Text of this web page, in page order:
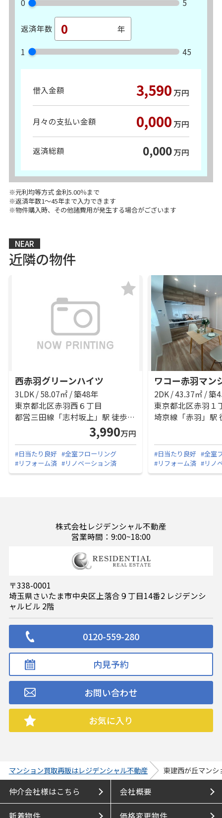
0 5
返済年数
1 45
借入金額 3,590 万円
月々の支払い金額 0,000 万円
返済総額 0,000万円
※元利均等方式 金利5.00％まで
※返済年数1～45年まで入力できます
※物件購入時、その他諸費用が発生する場合がございます
NEAR
近隣の物件
西赤羽グリーンハイツ
3LDK / 58.07㎡ / 築48年
東京都北区赤羽西６丁目
都営三田線「志村坂上」駅 徒歩16分
3,990万円
#日当たり良好 #全室フローリング
#リフォーム済 #リノベーション済
ワコー赤羽マン
2DK / 43.37㎡ / 築
東京都北区赤羽１
埼京線「赤羽」駅
#日当たり良好 #全室
#リフォーム済 #リノ
株式会社レジデンシャル不動産
営業時間：9:00~18:00
〒338-0001
埼玉県さいたま市中央区上落合９丁目14番2 レジデンシ
ャルビル 2階
0120-559-280
内見予約
お問い合わせ
お気に入り
マンション買取再販はレジデンシャル不動産 東建西が丘マンシ
仲介会社様はこちら 会社概要
新着物件 価格変更物件